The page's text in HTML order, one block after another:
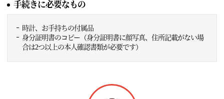
手続きに必要なもの
時計、お手持ちの付属品
身分証明書のコピー（身分証明書に顔写真、住所記載がない場
合は2つ以上の本人確認書類が必要です）